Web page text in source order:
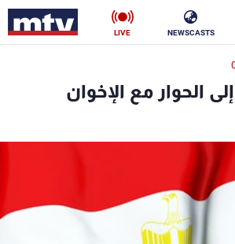
NEWSCASTS
LIVE
الحوار مع الإخوان
ناس
رياضة